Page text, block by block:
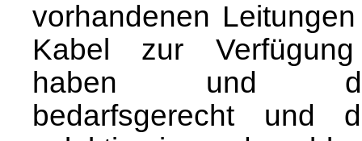
vorhandenen
Kabel zur
haben und
bedarfsgerecht und